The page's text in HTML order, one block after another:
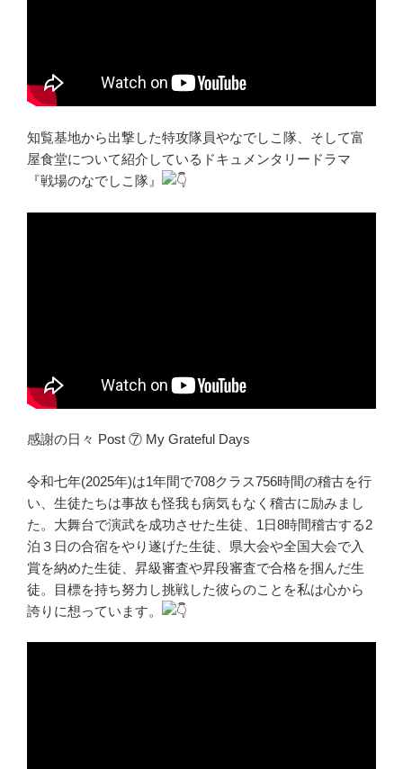
知覧基地から出撃した特攻隊員やなでしこ隊、そして富
屋食堂について紹介しているドキュメンタリードラマ
『戦場のなでしこ隊』
感謝の日々 Post ⑦ My Grateful Days
令和七年(2025年)は1年間で708クラス756時間の稽古を行
い、生徒たちは事故も怪我も病気もなく稽古に励みまし
た。大舞台で演武を成功させた生徒、1日8時間稽古する2
泊３日の合宿をやり遂げた生徒、県大会や全国大会で入
賞を納めた生徒、昇級審査や昇段審査で合格を掴んだ生
徒。目標を持ち努力し挑戦した彼らのことを私は心から
誇りに想っています。